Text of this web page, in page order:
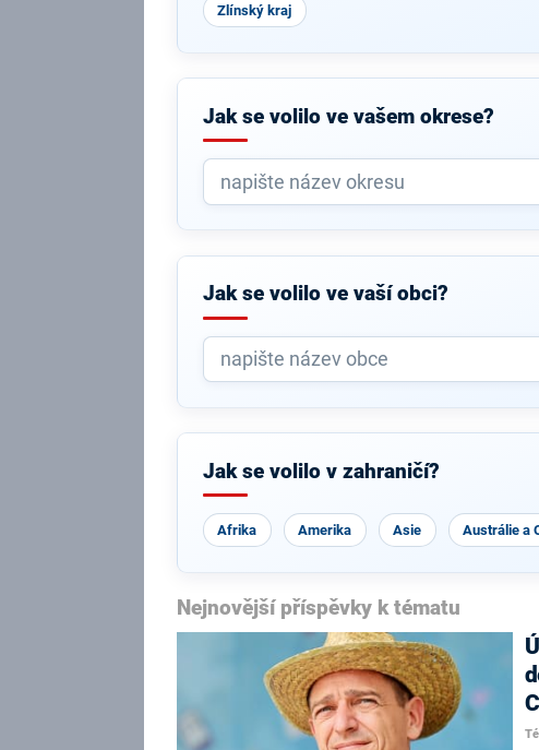
Zlínský kraj
Jak se volilo ve vašem okrese?
Jak se volilo ve vaší obci?
Jak se volilo v zahraničí?
Afrika Amerika Asie Austrálie a
Nejnovější příspěvky k tématu